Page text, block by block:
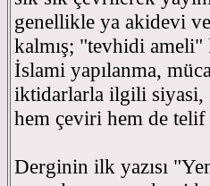
genellikle ya akidevi
kalmış; "tevhidi ameli"
İslami yapılanma,
iktidarlarla ilgili siyasi,
hem çeviri hem de
Derginin ilk yazısı